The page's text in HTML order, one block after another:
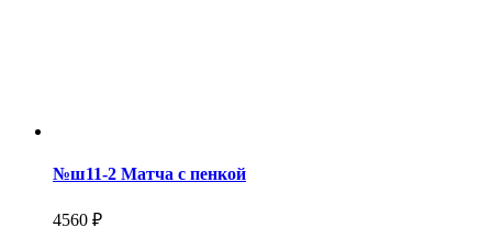
№ш11-2 Матча с пенкой
4560 ₽